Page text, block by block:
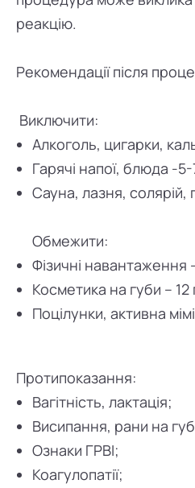
реакцію.
Рекомендації після
Виключити:
Алкоголь, цигарки,
Гарячі напої, блюда -5-
Сауна, лазня, солярій,
Обмежити:
Фізичні навантаження
Косметика на губи – 12
Поцілунки, активна
Протипоказання:
Вагітність, лактацiя;
Висипання, рани на
Ознаки ГРВІ;
Коагулопатії;